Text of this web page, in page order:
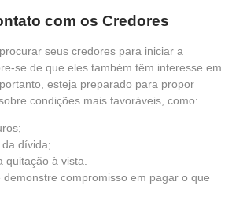
com os Credores
seus credores para iniciar a
se de que eles também têm interesse em
esteja preparado para propor
condições mais favoráveis, como:
dívida;
quitação à vista.
compromisso em pagar o que